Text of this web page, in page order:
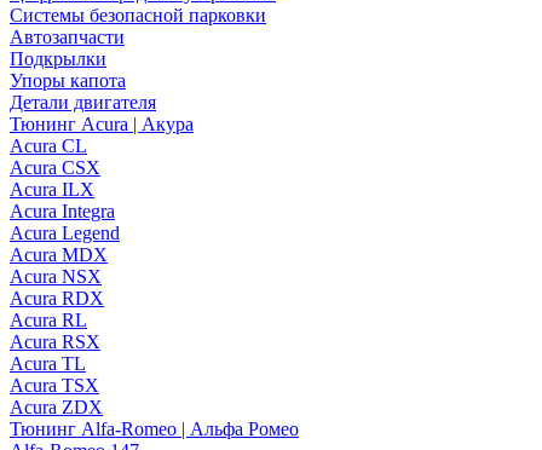
Системы безопасной парковки
Автозапчасти
Подкрылки
Упоры капота
Детали двигателя
Тюнинг Acura | Акура
Acura CL
Acura CSX
Acura ILX
Acura Integra
Acura Legend
Acura MDX
Acura NSX
Acura RDX
Acura RL
Acura RSX
Acura TL
Acura TSX
Acura ZDX
Тюнинг Alfa-Romeo | Альфа Ромео